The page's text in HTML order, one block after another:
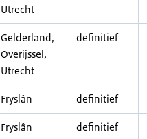
Utrecht
Gelderland,
Overijssel,
Utrecht
definitief
Fryslân definitief
Fryslân definitief